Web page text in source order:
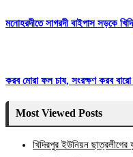
মনোহরদীতে সাগরদী বাইপাস সড়কে
করব মোরা ফল চাষ, সংরক্ষণ করব
Most Viewed Posts
খিদিরপুর ইউনিয়ন ছাত্রলীগের